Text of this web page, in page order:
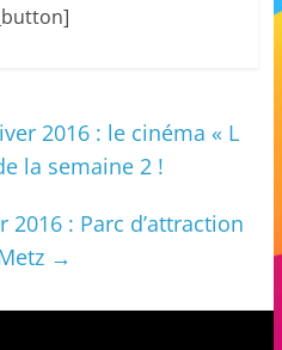
o
n
t
A
n
2016 : le cinéma « L
la semaine 2 !
: Parc d’attraction
→